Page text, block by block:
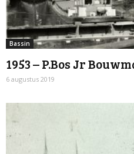
Bassin
1953 – P.Bos Jr
6 augustus 2019